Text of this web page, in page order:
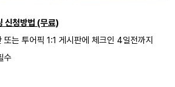
신청방법 (무료)
또는 투어픽 1:1 게시판에 체크인 4일전까지
수